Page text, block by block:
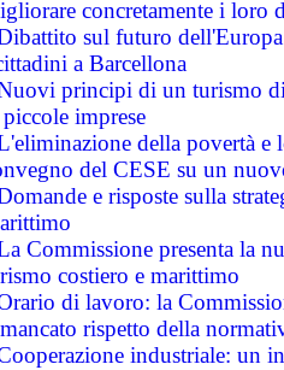
concretamente i loro
sul futuro
a Barcellona
principi di un turismo
imprese
della povertà
del CESE su un
e risposte sulla
Commissione presenta la
costiero e marittimo
di lavoro: la
rispetto della
industriale: un